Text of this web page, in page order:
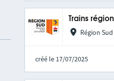
Trains
Région
créé le 17/07/2025